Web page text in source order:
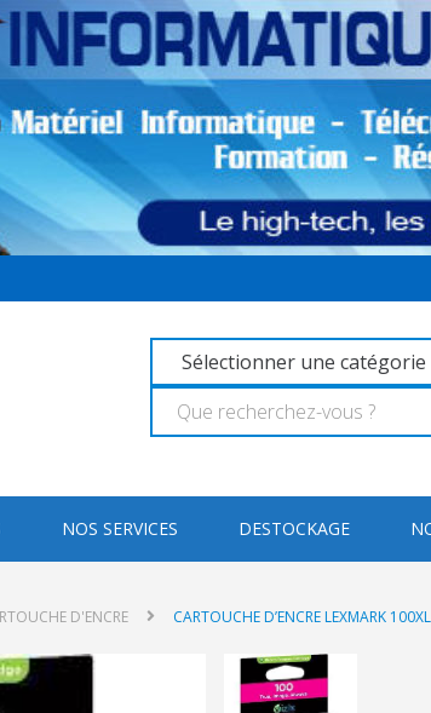
NOS SERVICES DESTOCKAGE
D'ENCRE CARTOUCHE D’ENCRE LEXMARK